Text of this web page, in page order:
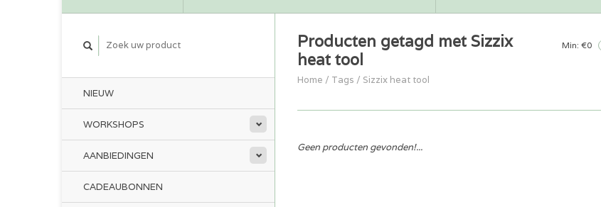
NIEUW
WORKSHOPS
AANBIEDINGEN
CADEAUBONNEN
Producten getagd met Sizzix
heat tool
Home / Tags / Sizzix heat tool
Min: €0
Geen producten gevonden!...